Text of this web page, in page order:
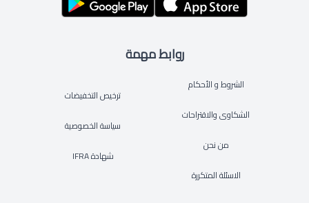
روابط مهمة
الشروط و الأحكام
الشكاوى والاقتراحات
من نحن
الاسئلة المتكررة
ترخيص التخفيضات
سياسة الخصوصية
شهادة IFRA